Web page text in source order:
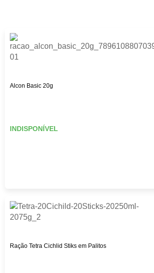
Alcon Basic 20g
INDISPONÍVEL
Ração Tetra Cichlid Stiks em Palitos